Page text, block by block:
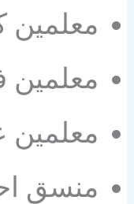
معلمين
معلمين
معلمين
منسق